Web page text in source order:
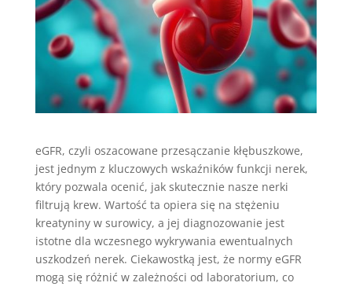
eGFR, czyli oszacowane przesączanie kłębuszkowe,
jest jednym z kluczowych wskaźników funkcji nerek,
który pozwala ocenić, jak skutecznie nasze nerki
filtrują krew. Wartość ta opiera się na stężeniu
kreatyniny w surowicy, a jej diagnozowanie jest
istotne dla wczesnego wykrywania ewentualnych
uszkodzeń nerek. Ciekawostką jest, że normy eGFR
mogą się różnić w zależności od laboratorium, co